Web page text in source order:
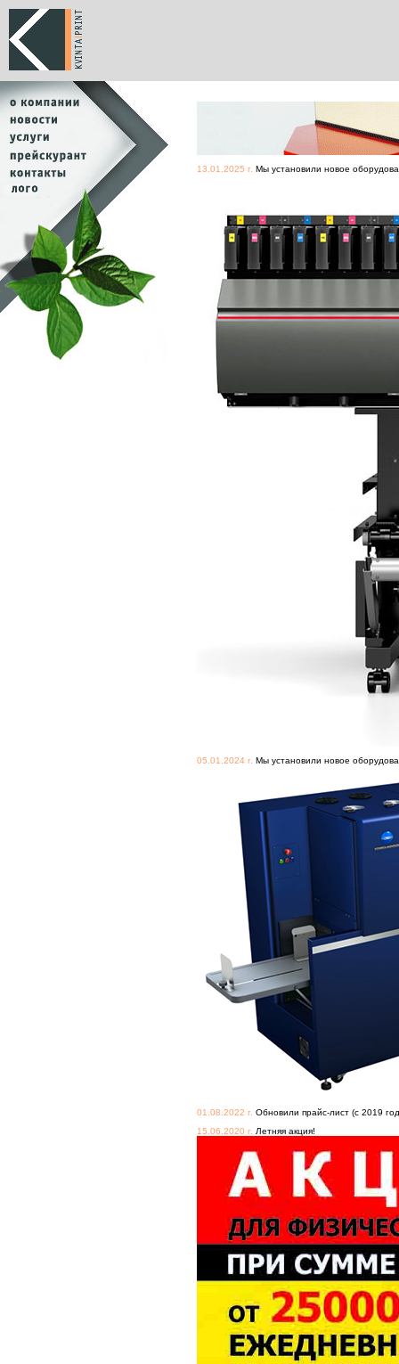
13.01.2025 г. Мы установили новое
05.01.2024 г. Мы установили новое
01.08.2022 г. Обновили прайс-лист (с 2019
15.06.2020 г. Летняя акция!